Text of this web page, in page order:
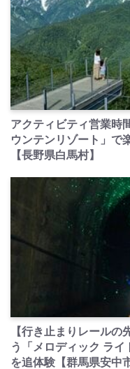
アクティビティ営業時
ウンテンリゾート」で
【長野県白馬村】
【行き止まりレール
う「メロディック ラ
を追体験【群馬県安中